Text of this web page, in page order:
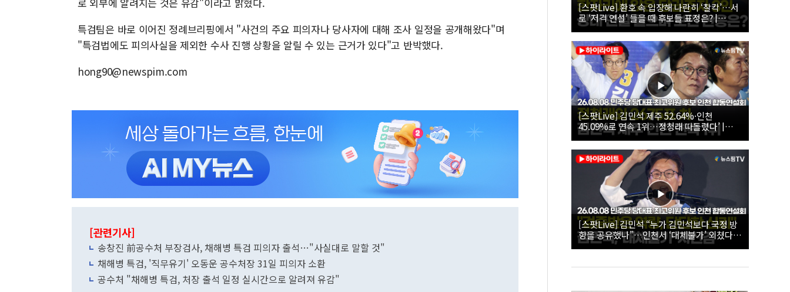
특검팀은 바로 이어진 정례브리핑에서 "사건의 주요 피의자나 당사자에 대해 조사 일정을 공개해왔다"며
"특검법에도 피의사실을 제외한 수사 진행 상황을 알릴 수 있는 근거가 있다"고 반박했다.
hong90@newspim.com
[관련기사]
송창진 前공수처 부장검사, 채해병 특검 피의자 출석…"사실대로 말할 것"
채해병 특검, '직무유기' 오동운 공수처장 31일 피의자 소환
공수처 "채해병 특검, 처장 출석 일정 실시간으로 알려져 유감"
[스팟Live] 환호 속 입장해 나란히 ‘찰칵’…서
로 ‘저격 연설’ 들을 때 후보들 표정은? |
26.08.08 더불어민주당 당대표·최고위원 후
보 인천 합동연설회
[스팟Live] 김민석 제주 52.64%·인천
45.09%로 연속 1위…정청래 따돌렸다’ |
26.08.08 더불어민주당 당대표·최고위원 후
보 인천 합동연설회
[스팟Live] 김민석 “누가 김민석보다 국정 방
향을 공유했나”…인천서 ‘대체불가’ 외쳤다 |
26.08.08 더불어민주당 당대표·최고위원 후